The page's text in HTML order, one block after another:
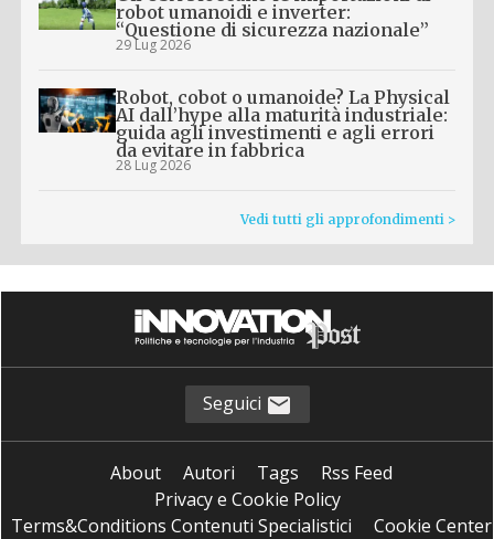
robot umanoidi e inverter:
“Questione di sicurezza nazionale”
29 Lug 2026
Robot, cobot o umanoide? La Physical
AI dall’hype alla maturità industriale:
guida agli investimenti e agli errori
da evitare in fabbrica
28 Lug 2026
Vedi tutti gli approfondimenti >
Seguici
About Autori Tags
Rss Feed
Privacy e Cookie Policy
Terms&Conditions Contenuti Specialistici
Cookie Center